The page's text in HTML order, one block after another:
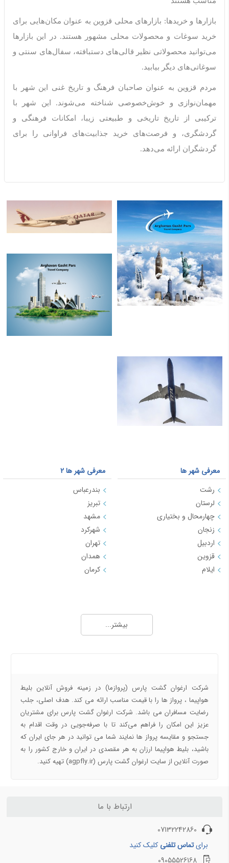
بازارها و خریدها: بازارهای محلی قزوین به عنوان مکان‌هایی برای
خرید سوغات و محصولات محلی مشهور هستند. در این بازارها
می‌توانید محصولاتی نظیر قالی‌های دستبافته، سفال‌های سنتی و
سوغاتی‌های دیگر بیابید .
مردم قزوین به عنوان صاحبان فرهنگ و تاریخ غنی این شهر با
مهمان‌نوازی و خوش‌خصوصی شناخته می‌شوند. این شهر با
ترکیبی از تاریخ تاریخی و طبیعتی زیبا، امکانات فرهنگی و
گردشگری، و فرصت‌های خرید جذابیت‌های فراوانی را برای
گردشگران ارائه می‌دهد .
معرفی شهر ها
رشت
لرستان
چهارمحال و بختیاری
زنجان
اردبیل
قزوین
ایلام
معرفی شهر ها 2
بندرعباس
تبریز
مشهد
شهرکرد
تهران
همدان
کرمان
چارتر
بلیط هواپیما تهران به تبریز
بلیط هواپیما تهران به آبادان
مسیرهای منتخب بلیط هواپیما و چارتر 2
بلیط هواپیما مشهد به تهران
بلیط هواپیما مشهد به اصفهان
بلیط هواپیما مشهد به شیراز
مسیرهای منتخب بلیط هواپیما و چارتر 3
بلیط هواپیما کیش به تهران
بیشتر...
شرکت ارغوان گشت پارس (پروازما) در زمینه فروش آنلاین بلیط
هواپیما ، پرواز ها را با قیمت مناسب ارائه می کند. هدف اصلی، جلب
رضایت مسافران می باشد. شرکت ارغوان گشت پارس برای مشتریان
عزیز این امکان را فراهم می‌کند تا با صرفه‌جویی در وقت اقدام به
جستجو و مقایسه پرواز ها نمایند شما می توانید در هر جای ایران که
باشید، بلیط هواپیما ارزان به هر مقصدی در ایران و خارج کشور را به
صورت آنلاین از سایت ارغوان گشت پارس (agpfly.ir) تهیه کنید.
ارتباط با ما
07132242860
برایتماس تلفنی کلیک کنید
09055526168